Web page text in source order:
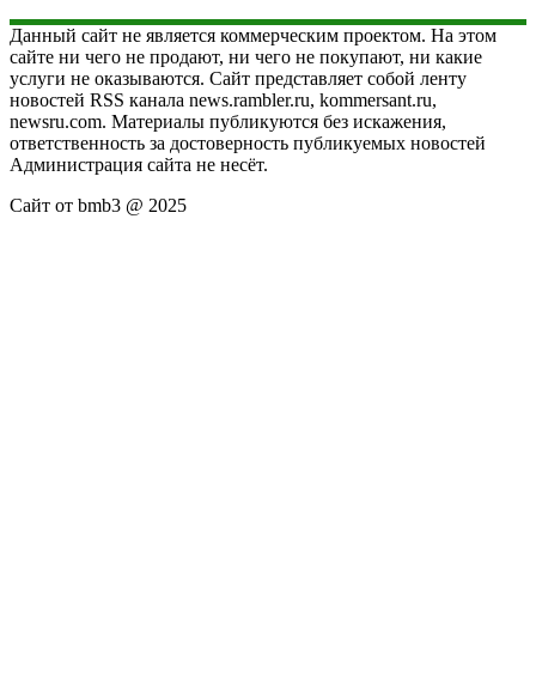
Данный сайт не является коммерческим проектом. На этом
сайте ни чего не продают, ни чего не покупают, ни какие
услуги не оказываются. Сайт представляет собой ленту
новостей RSS канала news.rambler.ru, kommersant.ru,
newsru.com. Материалы публикуются без искажения,
ответственность за достоверность публикуемых новостей
Администрация сайта не несёт.
Сайт от bmb3 @ 2025